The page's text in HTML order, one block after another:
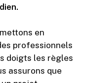
en
professionnels
doigts les règles
assurons que